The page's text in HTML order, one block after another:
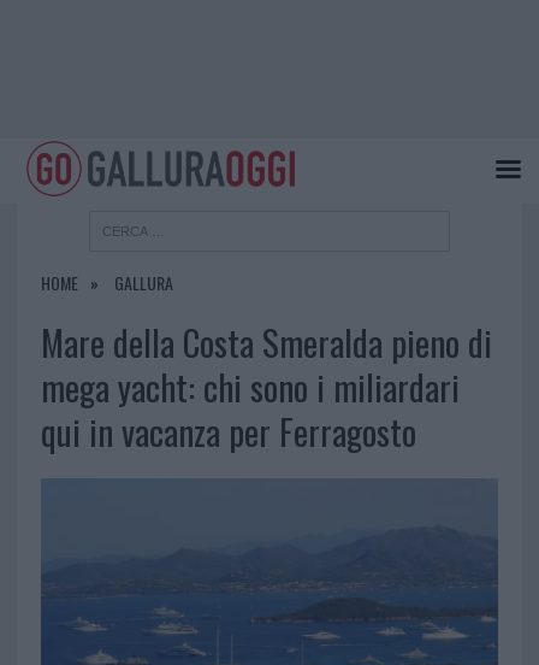
HOME GALLURA
Mare della Costa Smeralda pieno di
mega yacht: chi sono i miliardari
qui in vacanza per Ferragosto